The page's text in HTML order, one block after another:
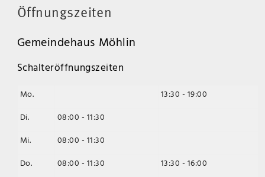
Öffnungszeiten
Gemeindehaus Möhlin
Schalteröffnungszeiten
Mo.
13:30 - 19:00
Di.
08:00 - 11:30
Mi.
08:00 - 11:30
Do.
08:00 - 11:30
13:30 - 16:00